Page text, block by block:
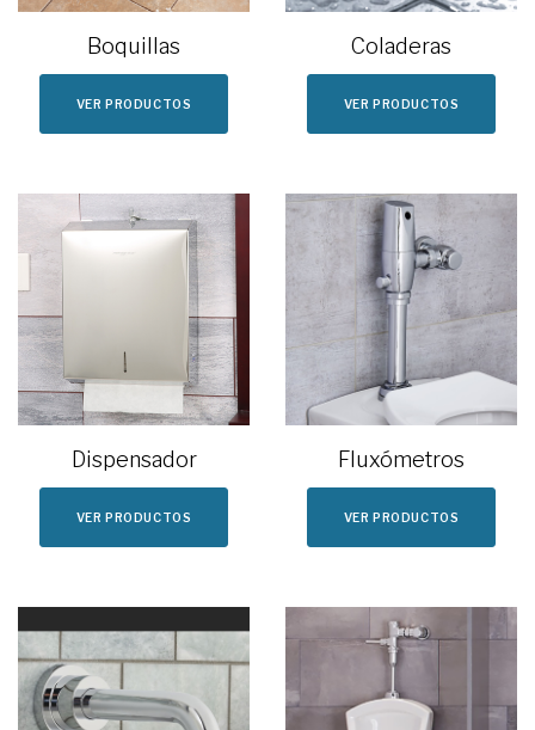
Boquillas
VER PRODUCTOS
Coladeras
VER PRODUCTOS
Dispensador
VER PRODUCTOS
Fluxómetros
VER PRODUCTOS